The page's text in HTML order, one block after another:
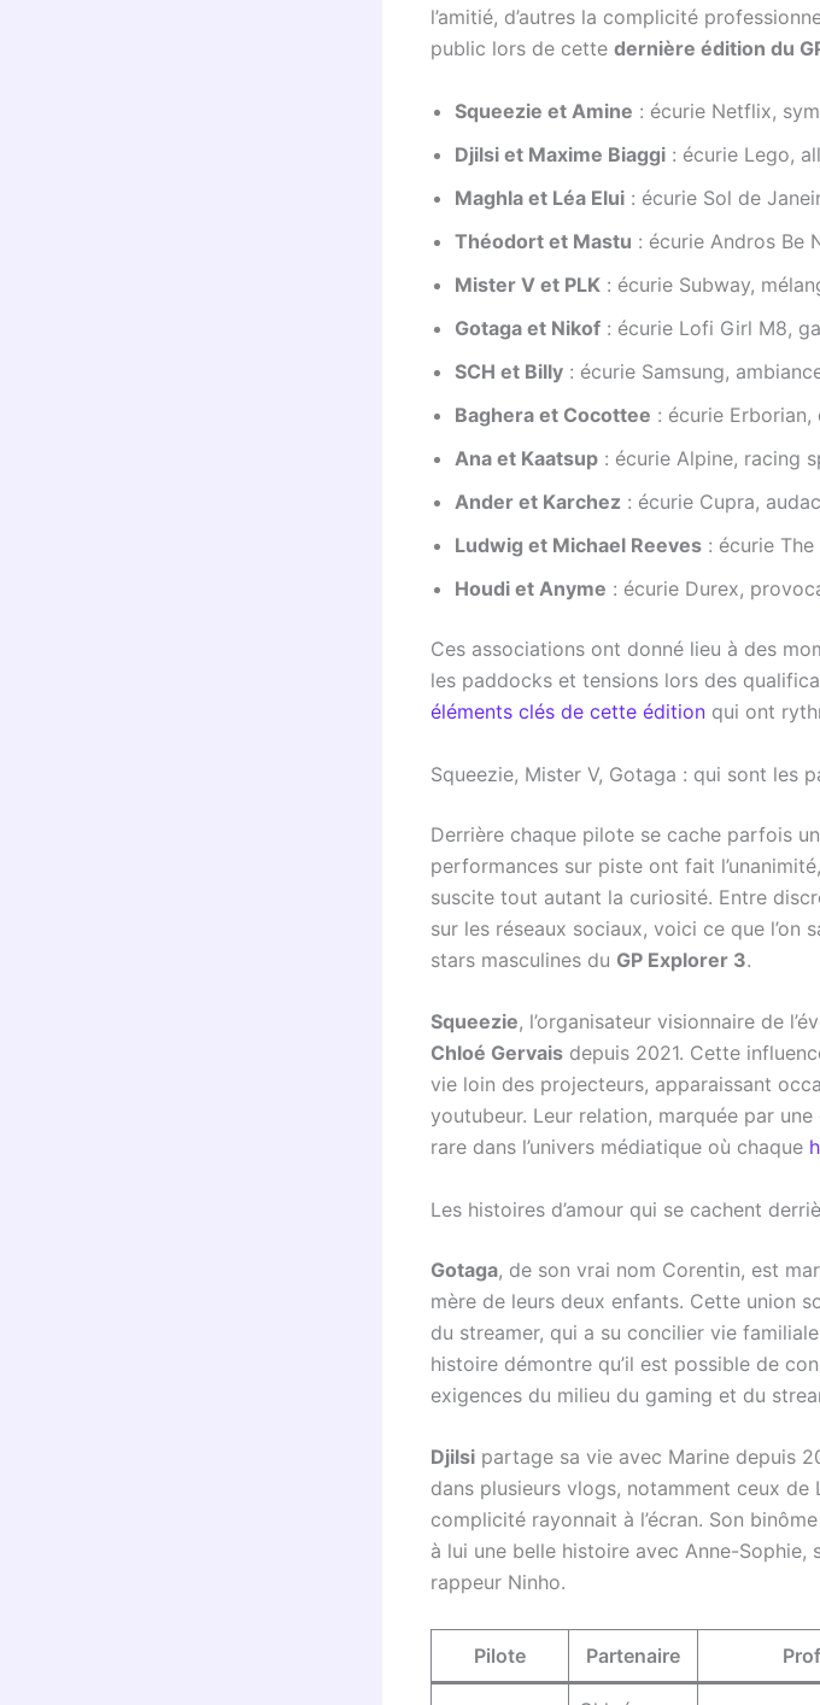
l’amitié, d’autres la complicité
public lors de cette dernière édition du
Squeezie et Amine : écurie Netflix,
Djilsi et Maxime Biaggi : écurie Lego,
Maghla et Léa Elui : écurie Sol de
Théodort et Mastu : écurie Andros Be
Mister V et PLK : écurie Subway,
Gotaga et Nikof : écurie Lofi Girl M8,
SCH et Billy : écurie Samsung,
Baghera et Cocottee : écurie
Ana et Kaatsup : écurie Alpine, racing
Ander et Karchez : écurie Cupra,
Ludwig et Michael Reeves : écurie
Houdi et Anyme : écurie Durex,
Ces associations ont donné lieu à des
les paddocks et tensions lors des
éléments clés de cette édition qui ont
Squeezie, Mister V, Gotaga : qui sont les
Derrière chaque pilote se cache parfois
performances sur piste ont fait
suscite tout autant la curiosité. Entre
sur les réseaux sociaux, voici ce que l’on
stars masculines du GP Explorer 3.
Squeezie, l’organisateur visionnaire de
Chloé Gervais depuis 2021. Cette
vie loin des projecteurs, apparaissant
youtubeur. Leur relation, marquée par
rare dans l’univers médiatique où chaque
Les histoires d’amour qui se cachent
Gotaga, de son vrai nom Corentin, est
mère de leurs deux enfants. Cette union
du streamer, qui a su concilier vie
histoire démontre qu’il est possible de
exigences du milieu du gaming et du
Djilsi partage sa vie avec Marine depuis
dans plusieurs vlogs, notamment ceux
complicité rayonnait à l’écran. Son
à lui une belle histoire avec Anne-
rappeur Ninho.
Pilote Partenaire